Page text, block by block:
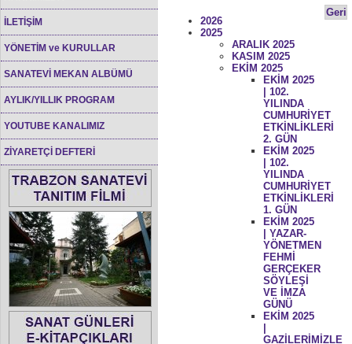
İLETİŞİM
YÖNETİM ve KURULLAR
SANATEVİ MEKAN ALBÜMÜ
AYLIK/YILLIK PROGRAM
YOUTUBE KANALIMIZ
ZİYARETÇİ DEFTERİ
Geri
2026
2025
ARALIK 2025
KASIM 2025
EKİM 2025
EKİM 2025
| 102.
YILINDA
CUMHURİYET
ETKİNLİKLERİ
2. GÜN
EKİM 2025
| 102.
YILINDA
CUMHURİYET
ETKİNLİKLERİ
1. GÜN
EKİM 2025
| YAZAR-
YÖNETMEN
FEHMİ
GERÇEKER
SÖYLEŞİ
VE İMZA
GÜNÜ
EKİM 2025
GAZİLERİMİZLE